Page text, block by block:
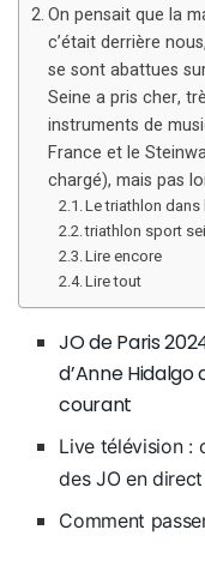
On pensait que la
c’était derrière
se sont abattues
Seine a pris cher,
instruments de
France et le
chargé), mais pas
Le triathlon
triathlon sport
Lire encore
Lire tout
JO de Paris
d’Anne Hidalgo
courant
Live télévision :
des JO en
Comment